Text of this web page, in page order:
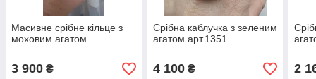
Масивне срібне кільце з
моховим агатом
3 900 ₴
Срібна каблучка з зеленим
агатом арт.1351
4 100₴ 2